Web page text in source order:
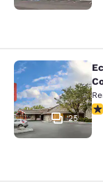
Econo
25